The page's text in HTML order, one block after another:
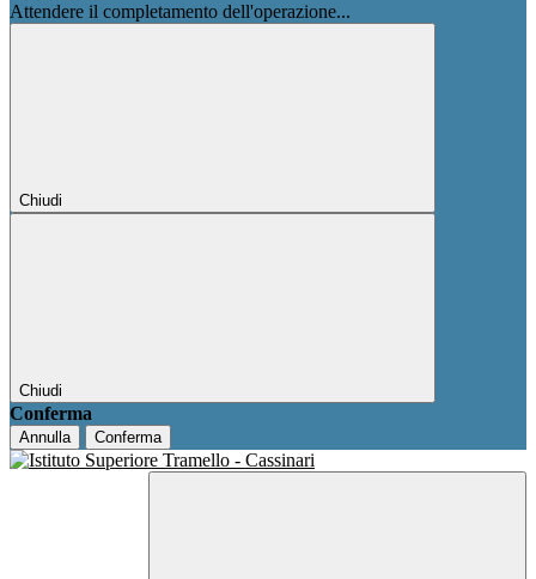
Attendere il completamento dell'operazione...
Chiudi
Chiudi
Conferma
Annulla Conferma